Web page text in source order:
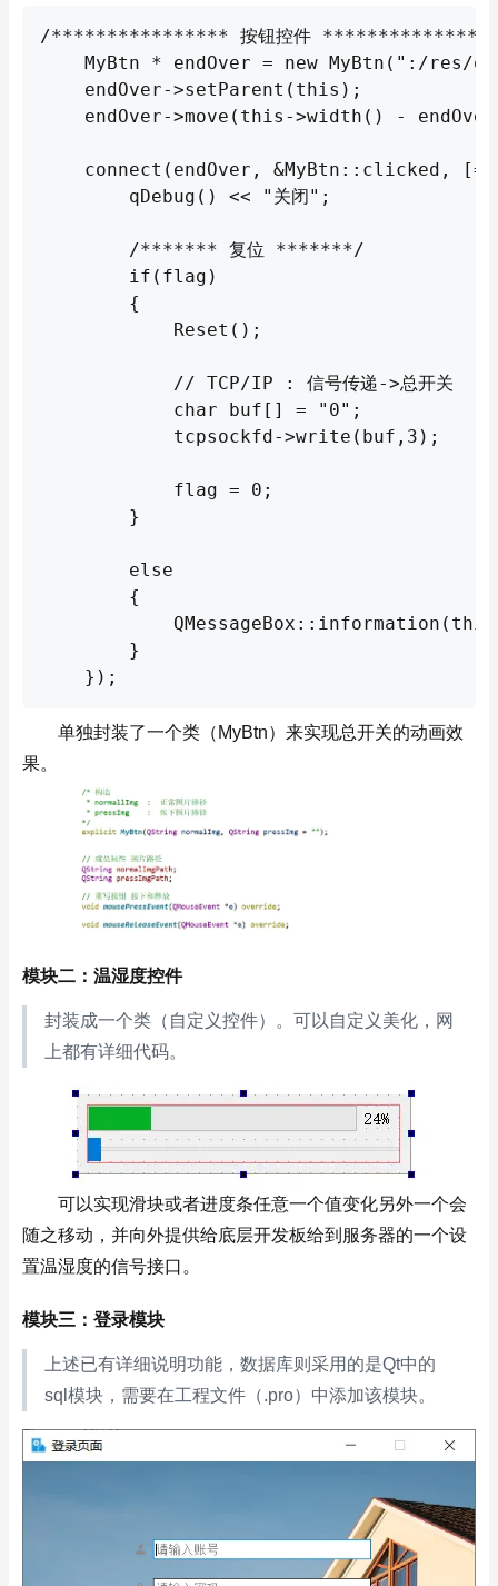
/**************** 按钮控件
MyBtn * endOver = new MyBtn(":/res/
    endOver->setParent(this);
endOver->move(this->width() -
connect(endOver, &MyBtn::clicked,
        qDebug() << "关闭";
        /******* 复位 *******/
        if(flag)
        {
            Reset();
            // TCP/IP : 信号传递->总开关
            char buf[] = "0";
            tcpsockfd->write(buf,3);
            flag = 0;
        }
        else
        {
QMessageBox::information(this,
        }
    });
单独封装了一个类（MyBtn）来实现总开关的动画效
果。
模块二：温湿度控件
封装成一个类（自定义控件）。可以自定义美化，网
上都有详细代码。
可以实现滑块或者进度条任意一个值变化另外一个会
随之移动，并向外提供给底层开发板给到服务器的一个设
置温湿度的信号接口。
模块三：登录模块
上述已有详细说明功能，数据库则采用的是Qt中的
sql模块，需要在工程文件（.pro）中添加该模块。